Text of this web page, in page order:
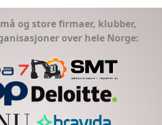
og store firmaer, klubber,
over hele Norge: